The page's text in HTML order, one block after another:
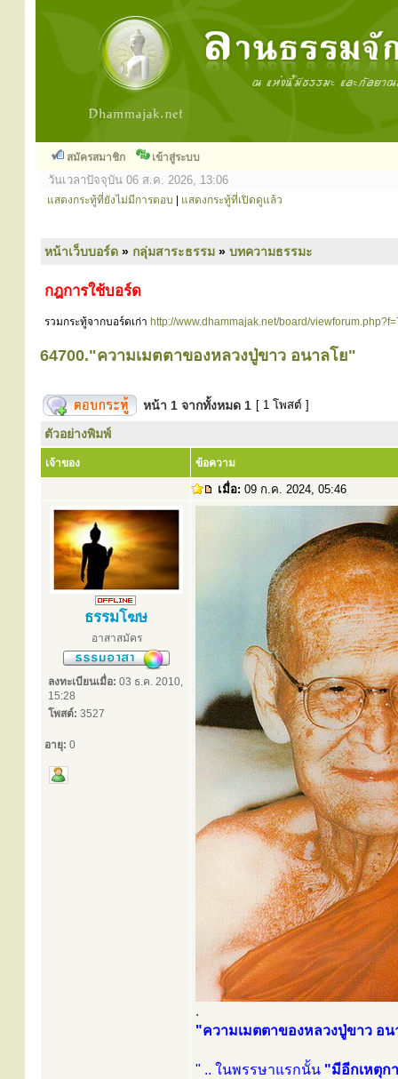
สมัครสมาชิก เข้าสู่ระบบ
วันเวลาปัจจุบัน 06 ส.ค. 2026, 13:06
แสดงกระทู้ที่ยังไม่มีการตอบ แสดงกระทู้ที่เปิดดูแล้ว
หน้าเว็บบอร์ด » กลุ่มสาระธรรม » บทความธรรมะ
กฎการใช้บอร์ด
รวมกระทู้จากบอร์ดเก่า http://www.dhammajak.net/board/
64700."ความเมตตาของหลวงปู่ขาว อนาลโย"
หน้า 1 จากทั้งหมด 1 [ 1 โพสต์ ]
ตัวอย่างพิมพ์
เจ้าของ ข้อความ
เมื่อ: 09 ก.ค. 2024, 05:46
ธรรมโฆษ
อาสาสมัคร
ลงทะเบียนเมื่อ: 03 ธ.ค. 2010,
15:28
โพสต์: 3527
อายุ: 0
.
"ความเมตตาของหลวงปู่ขาว อน
" .. ในพรรษาแรกนั้น "มีอีกเหตุก